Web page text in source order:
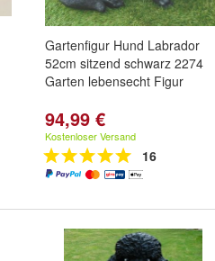
Gartenfigur Hund Labrador
52cm sitzend schwarz 2274
Garten lebensecht Figur
94,99 €
Kostenloser Versand
16